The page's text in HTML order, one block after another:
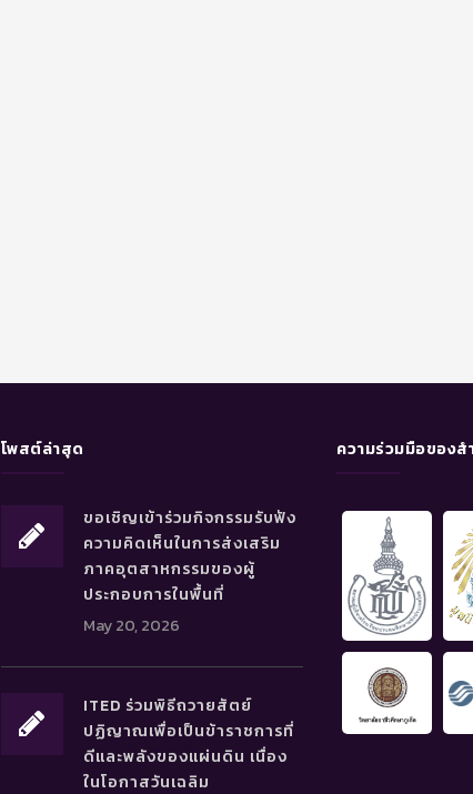
โพสต์ล่าสุด
ขอเชิญเข้าร่วมกิจกรรมรับฟัง
ความคิดเห็นในการส่งเสริม
ภาคอุตสาหกรรมของผู้
ประกอบการในพื้นที่
May 20, 2026
ITED ร่วมพิธีถวายสัตย์
ปฏิญาณเพื่อเป็นข้าราชการที่
ดีและพลังของแผ่นดิน เนื่อง
ในโอกาสวันเฉลิม
ความร่วมมือของส